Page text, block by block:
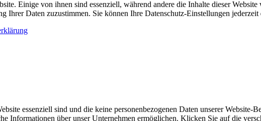
Einige von ihnen sind essenziell, während andere die Inhalte dieser Website
Ihrer Daten zuzustimmen. Sie können Ihre Datenschutz-Einstellungen
essenziell sind und die keine personenbezogenen Daten unserer Website-
Informationen über unser Unternehmen ermöglichen. Klicken Sie auf die